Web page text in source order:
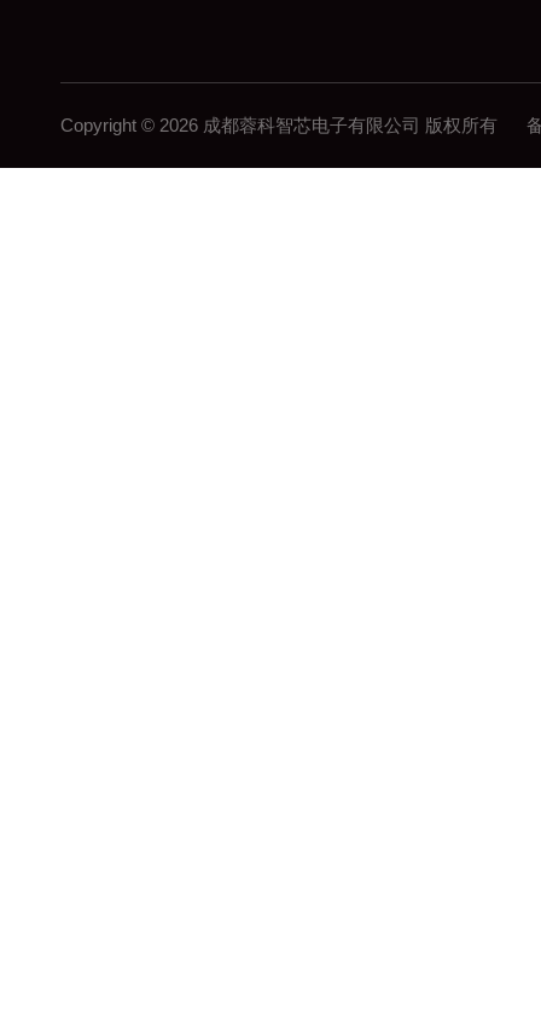
Copyright © 2026 成都蓉科智芯电子有限公司 版权所有